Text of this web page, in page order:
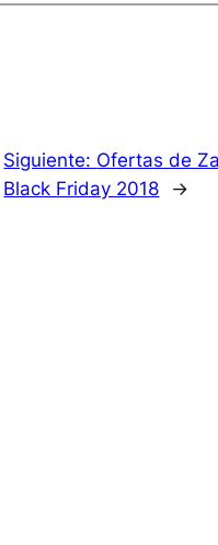
Siguiente: Ofertas de
Black Friday 2018
→